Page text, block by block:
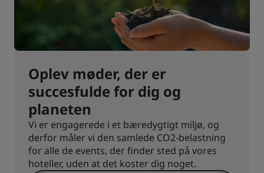
Oplev møder, der er
succesfulde for dig og
planeten
Vi er engagerede i et bæredygtigt miljø, og
derfor måler vi den samlede CO2-belastning
for alle de events, der finder sted på vores
hoteller, uden at det koster dig noget.